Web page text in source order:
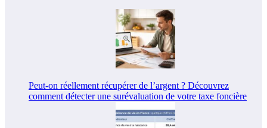
Peut-on réellement récupérer de l’argent ? Découvrez
comment détecter une surévaluation de votre taxe foncière